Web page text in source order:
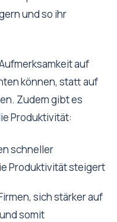
und so ihr
auf
können, statt auf
Zudem gibt es
Produktivität:
schneller
Produktivität steigert
sich stärker auf
somit